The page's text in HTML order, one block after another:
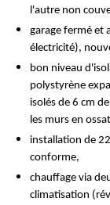
l'autre non
garage fermé et
électricité),
bon niveau
polystyrène
isolés de 6 cm
les murs en
installation de
conforme,
chauffage via
climatisation